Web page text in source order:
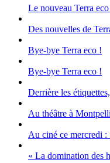
Le nouveau Terra
Des nouvelles de
Bye-bye Terra eco !
Bye-bye Terra eco !
Derrière les
Au théâtre à
Au ciné ce mercredi
« La domination des